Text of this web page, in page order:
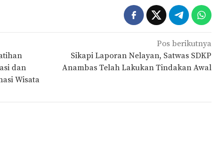
dan
Wisata
Pos berikutnya
Sikapi Laporan Nelayan, Satwas SDKP
Anambas Telah Lakukan Tindakan Awal